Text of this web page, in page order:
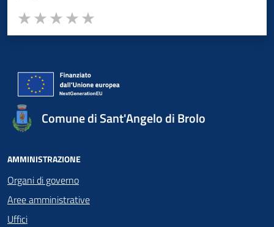
Valuta da 1 a 5 stelle la pagina
Valuta 5 stelle su 5
Valuta 4 stelle su 5
Valuta 3 stelle su 5
Valuta 2 stelle su 5
Valuta 1 stelle su 5
Comune di Sant'Angelo di Brolo
AMMINISTRAZIONE
Organi di governo
Aree amministrative
Uffici